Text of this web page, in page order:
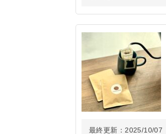
最終更新： 2025/10/07